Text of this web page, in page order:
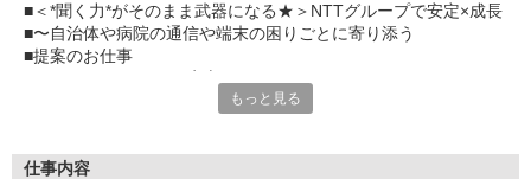
■＜*聞く力*がそのまま武器になる★＞NTTグループで安定×成長
■〜自治体や病院の通信や端末の困りごとに寄り添う
■提案のお仕事
■実働8h以降は時給2000円
もっと見る
仕事内容